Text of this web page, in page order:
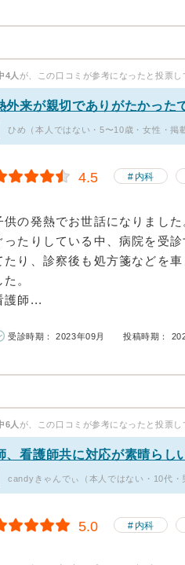
4人 が、この口コミが参考になったと投票し
外来が親切でありがたかった
ひめ（本人ではない・5〜10歳・女性・掲
4.5 内科
供の発熱でお世話になりました
ったりしている中、病院を受
たり、診察後も処方箋などを
た。
護師...
受診時期： 2023年09月 投稿時期：
6人 が、この口コミが参考になったと投票し
、看護師共に対応が素晴らし
candyきゃんでぃ（本人ではない・10代
5.0 内科